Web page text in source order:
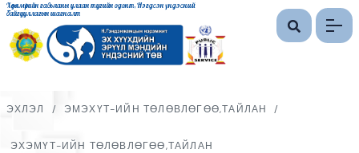
Хөдөлмөрийн гавьяаны улаан тугийн одонт, Нэгдсэн үндэсний
байгууллагын шагналт
ЭХЛЭЛ / ЭМЭХҮТ-ИЙН ТӨЛӨВЛӨГӨӨ,ТАЙЛАН /
ЭХЭМҮТ-ИЙН ТӨЛӨВЛӨГӨӨ,ТАЙЛАН